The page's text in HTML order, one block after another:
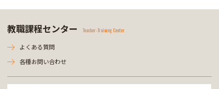
教職課程センター Teacher-Training Center
よくある質問
各種お問い合わせ